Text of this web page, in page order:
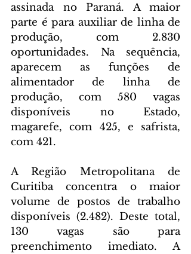
assinada no Paraná. A maior
parte é para auxiliar de linha de
produção, com 2.830
oportunidades. Na sequência,
aparecem as funções de
alimentador de linha de
produção, com 580 vagas
disponíveis no Estado,
magarefe, com 425, e safrista,
com 421.
A Região Metropolitana de
Curitiba concentra o maior
volume de postos de trabalho
disponíveis (2.482). Deste total,
130 vagas são para
preenchimento imediato. A